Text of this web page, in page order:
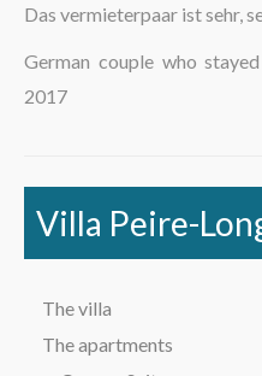
Das vermieterpaar ist sehr,
German couple who
2017
Villa Peire-
The villa
The apartments